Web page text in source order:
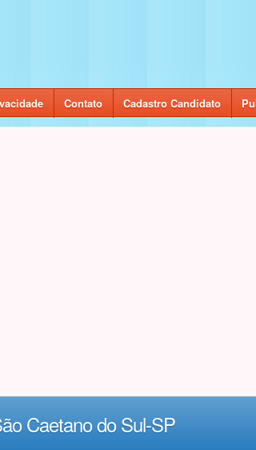
Contato Cadastro Candidato
Caetano do Sul-SP